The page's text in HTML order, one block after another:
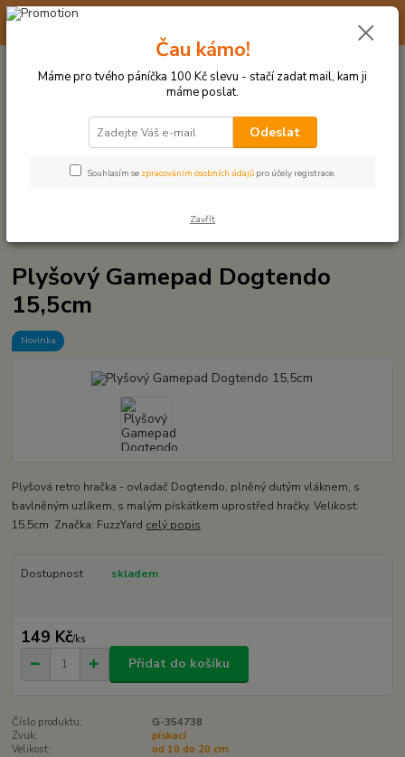
☀️ 10. - 14. SRPNA 2026 MÁME DOVOLENOU ☀️ OBJEDNÁVKY
Hledat
po–pá: 9–17 hod.
za0 Kč
PLYŠOVÉ A TEXTILNÍ HRAČKY
Plyšový Gamepad Dogtendo
15,5cm
Novinka
Plyšová retro hračka - ovladač Dogtendo, plněný dutým vláknem, s
bavlněným uzlíkem, s malým pískátkem uprostřed hračky. Velikost:
15,5cm Značka: FuzzYard celý popis
Dostupnost skladem
149 Kč/ks
Přidat do košíku
Číslo produktu:
G-354738
Zvuk:
pískací
Velikost:
od 10 do 20 cm
Čau kámo!
Máme pro tvého páníčka 100 Kč slevu - stačí zadat mail, kam ji
máme poslat.
Odeslat
Souhlasím se zpracováním osobních údajů pro účely registrace.
Zavřít